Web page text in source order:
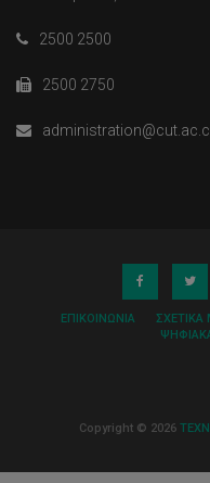
2500 2500
2500 2750
ΕΠΙΚΟΙΝΩΝΊΑ
Copyright © 2026